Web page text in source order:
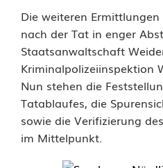
z
e
i
m
e
l
Die weiteren
nach der Tat in enger
Staatsanwaltschaft
Kriminalpolizeiinspektion
Nun stehen die
Tatablaufes, die
sowie die Verifizierung
im Mittelpunkt.